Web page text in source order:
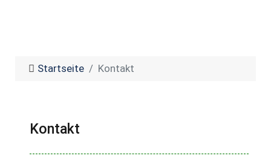
Startseite Kontakt
Kontakt